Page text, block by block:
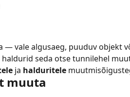
— vale algusaeg, puuduv objekt
seda otse tunnilehel
ja halduritele
muuta